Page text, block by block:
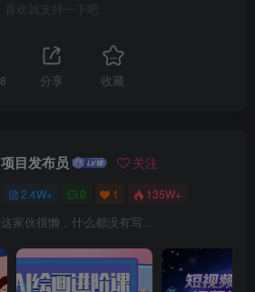
喜欢就支持一下吧
8 分享 收藏
项目发布员 关注
2.4W+ 0 1 135W+
这家伙很懒，什么都没有写...